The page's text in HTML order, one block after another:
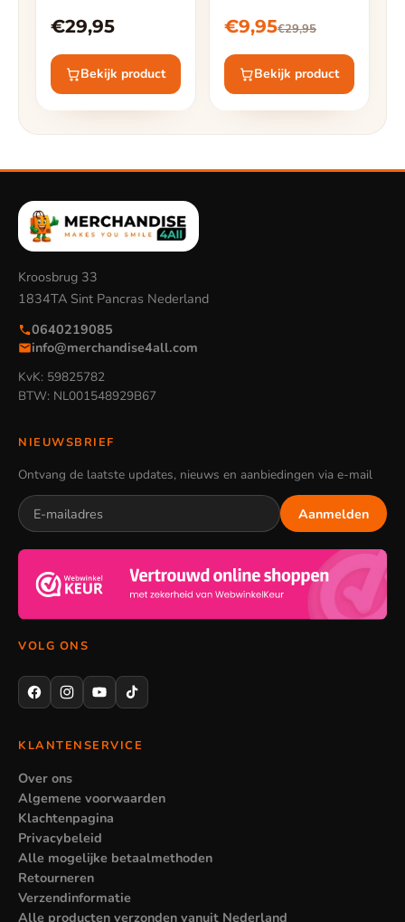
Drinkfles & Etui -
Roze
€29,95
Bekijk product
Hoogte 12cm - 3
Knuffels
€9,95€29,95
Bekijk product
Kroosbrug 33
1834TA Sint Pancras Nederland
0640219085
info@merchandise4all.com
KvK: 59825782
BTW: NL001548929B67
NIEUWSBRIEF
Ontvang de laatste updates, nieuws en aanbiedingen via e-mail
Aanmelden
VOLG ONS
KLANTENSERVICE
Over ons
Algemene voorwaarden
Klachtenpagina
Privacybeleid
Alle mogelijke betaalmethoden
Retourneren
Verzendinformatie
Alle producten verzonden vanuit Nederland